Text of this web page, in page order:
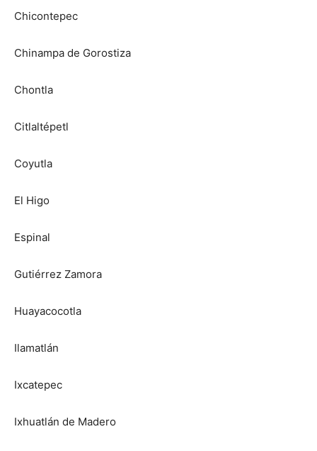
Chicontepec
Chinampa de Gorostiza
Chontla
Citlaltépetl
Coyutla
El Higo
Espinal
Gutiérrez Zamora
Huayacocotla
Ilamatlán
Ixcatepec
Ixhuatlán de Madero